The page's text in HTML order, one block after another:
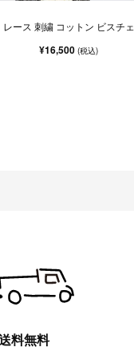
レース 刺繍 コットン ビスチェ
¥16,500(税込)
料無料